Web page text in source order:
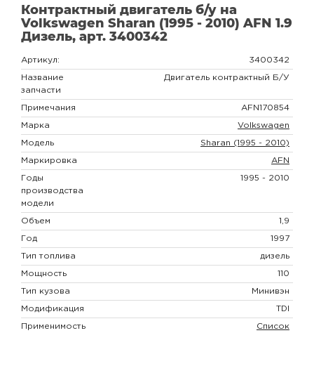
Контрактный двигатель б/у на
Volkswagen Sharan (1995 - 2010) AFN 1.9
Дизель, арт. 3400342
Артикул: 3400342
Название
запчасти
Двигатель контрактный Б/У
Примечания AFN170854
Марка Volkswagen
Модель Sharan (1995 - 2010)
Маркировка AFN
Годы
производства
модели
1995 - 2010
Объем 1,9
Год 1997
Тип топлива дизель
Мощность 110
Тип кузова Минивэн
Модификация TDI
Применимость Список